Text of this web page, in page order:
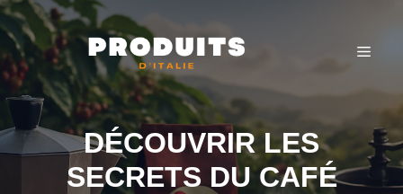
Aller
au
contenu
DÉCOUVRIR LES
SECRETS DU CAFÉ